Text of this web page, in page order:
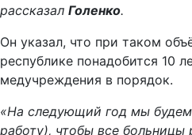
рассказал Голенко.
Он указал, что при таком
республике понадобится 10
медучреждения в порядок.
«На следующий год мы
работу), чтобы все